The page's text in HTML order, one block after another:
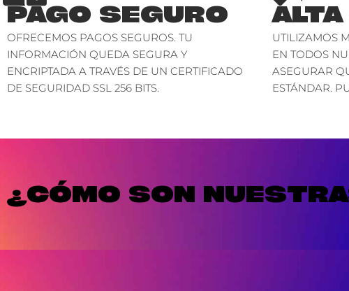
PAGO SEGURO
OFRECEMOS PAGOS SEGUROS. TU
INFORMACIÓN QUEDA SEGURA Y
ENCRIPTADA A TRAVÉS DE UN CERTIFICADO
DE SEGURIDAD SSL 256 BITS.
UTILIZAMOS
EN TODOS
ASEGURAR
ESTÁNDAR.
¿CÓMO SON